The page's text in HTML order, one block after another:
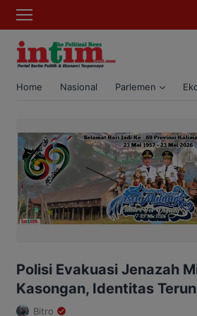
Home Nasional Parlemen
Polisi Evakuasi Jenazah
Kasongan, Identitas
Bitro